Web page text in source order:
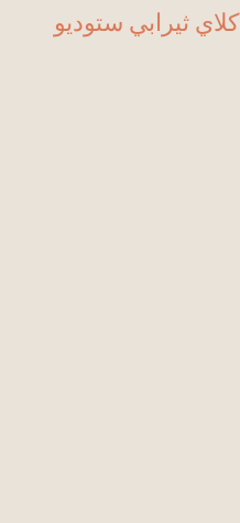
كلاي ثيرابي ستوديو